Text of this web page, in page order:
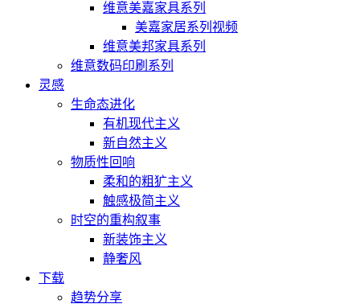
维意美嘉家具系列
美嘉家居系列视频
维意美邦家具系列
维意数码印刷系列
灵感
生命态进化
有机现代主义
新自然主义
物质性回响
柔和的粗犷主义
触感极简主义
时空的重构叙事
新装饰主义
静奢风
下载
趋势分享